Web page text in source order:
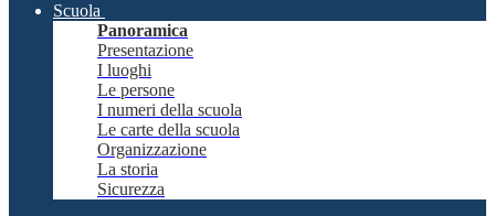
Scuola
Panoramica
Presentazione
I luoghi
Le persone
I numeri della scuola
Le carte della scuola
Organizzazione
La storia
Sicurezza